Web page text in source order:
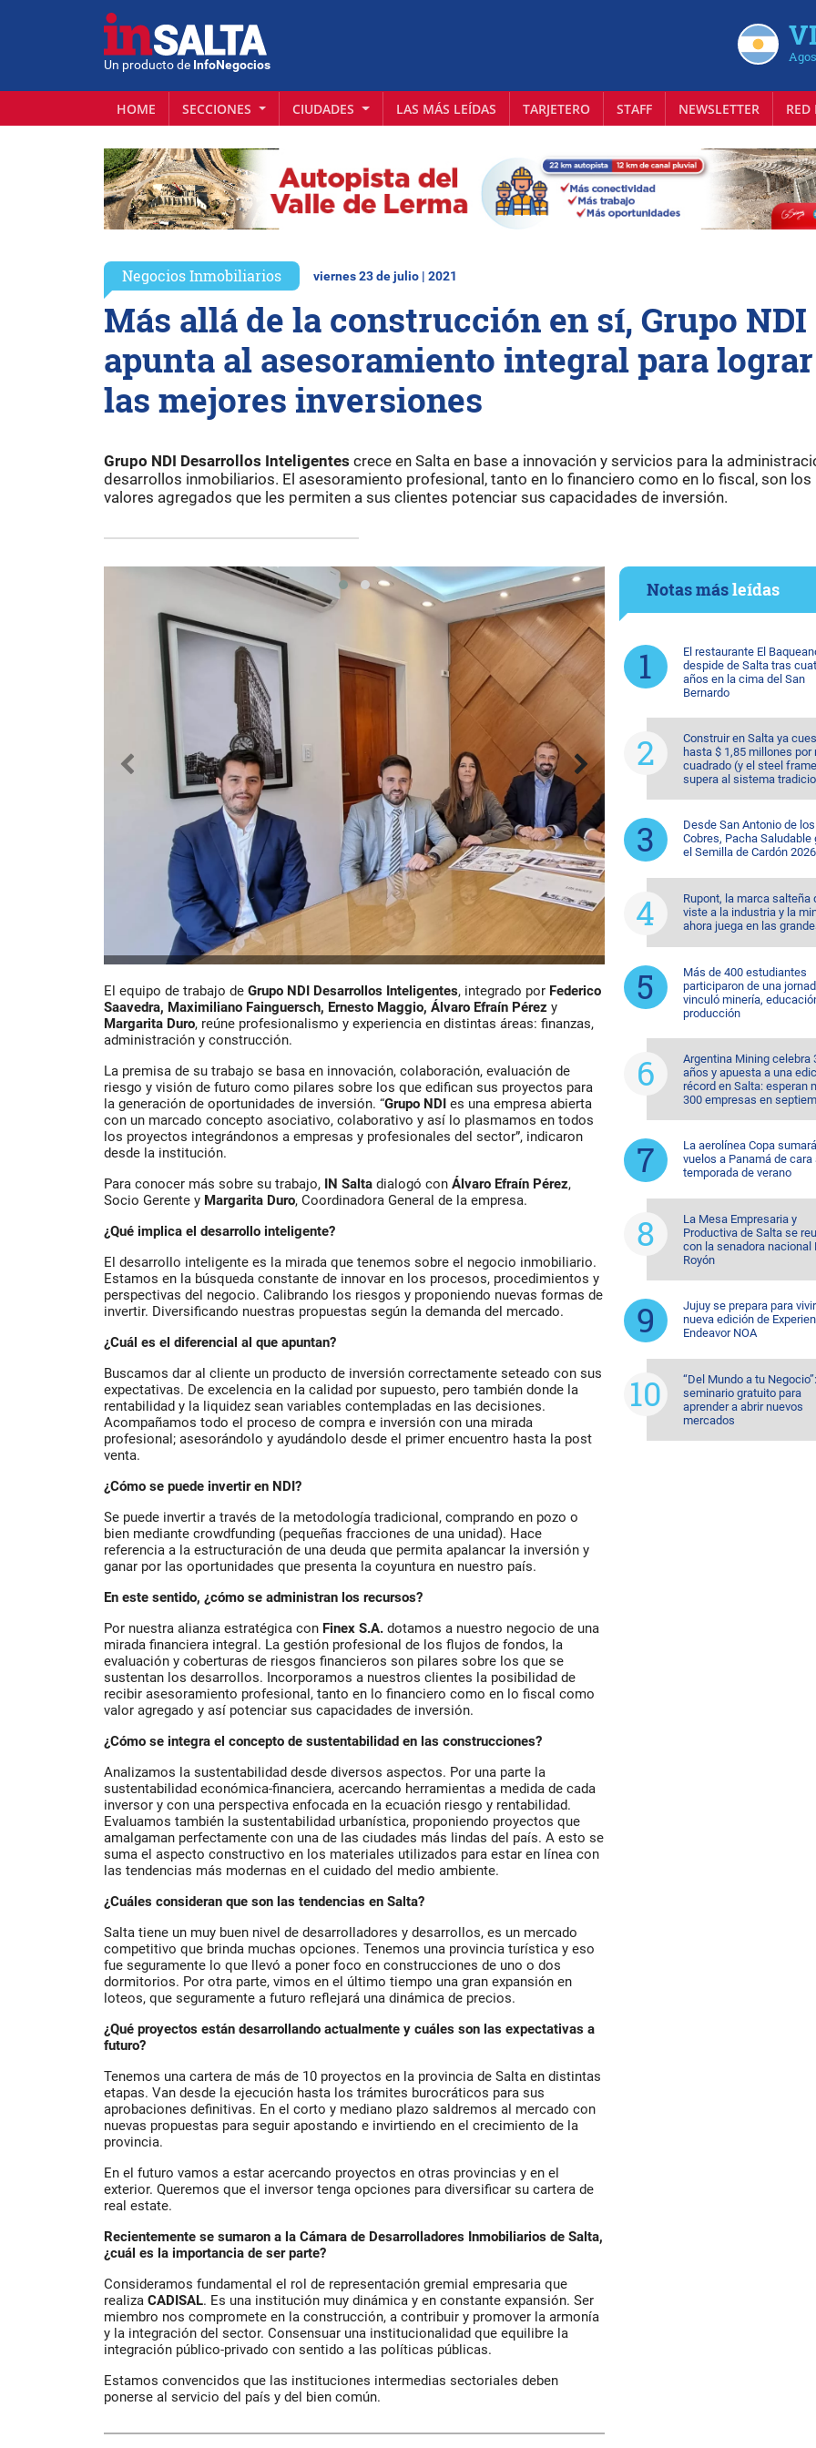
Un producto de InfoNegocios
HOME SECCIONES CIUDADES LAS MÁS LEÍDAS TARJETERO STAFF NEWSLETTER RED
Negocios Inmobiliarios viernes 23 de julio | 2021
Más allá de la construcción en sí, Grupo NDI
apunta al asesoramiento integral para lograr
las mejores inversiones
Grupo NDI Desarrollos Inteligentes crece en Salta en base a innovación y servicios para la
desarrollos inmobiliarios. El asesoramiento profesional, tanto en lo financiero como en lo fiscal, son los
valores agregados que les permiten a sus clientes potenciar sus capacidades de inversión.
El equipo de trabajo de Grupo NDI Desarrollos Inteligentes, integrado por Federico
Saavedra, Maximiliano Fainguersch, Ernesto Maggio, Álvaro Efraín Pérez y
Margarita Duro, reúne profesionalismo y experiencia en distintas áreas: finanzas,
administración y construcción.
La premisa de su trabajo se basa en innovación, colaboración, evaluación de
riesgo y visión de futuro como pilares sobre los que edifican sus proyectos para
la generación de oportunidades de inversión. “Grupo NDI es una empresa abierta
con un marcado concepto asociativo, colaborativo y así lo plasmamos en todos
los proyectos integrándonos a empresas y profesionales del sector”, indicaron
desde la institución.
Para conocer más sobre su trabajo, IN Salta dialogó con Álvaro Efraín Pérez,
Socio Gerente y Margarita Duro, Coordinadora General de la empresa.
¿Qué implica el desarrollo inteligente?
El desarrollo inteligente es la mirada que tenemos sobre el negocio inmobiliario.
Estamos en la búsqueda constante de innovar en los procesos, procedimientos y
perspectivas del negocio. Calibrando los riesgos y proponiendo nuevas formas de
invertir. Diversificando nuestras propuestas según la demanda del mercado.
¿Cuál es el diferencial al que apuntan?
Buscamos dar al cliente un producto de inversión correctamente seteado con sus
expectativas. De excelencia en la calidad por supuesto, pero también donde la
rentabilidad y la liquidez sean variables contempladas en las decisiones.
Acompañamos todo el proceso de compra e inversión con una mirada
profesional; asesorándolo y ayudándolo desde el primer encuentro hasta la post
venta.
¿Cómo se puede invertir en NDI?
Se puede invertir a través de la metodología tradicional, comprando en pozo o
bien mediante crowdfunding (pequeñas fracciones de una unidad). Hace
referencia a la estructuración de una deuda que permita apalancar la inversión y
ganar por las oportunidades que presenta la coyuntura en nuestro país.
En este sentido, ¿cómo se administran los recursos?
Por nuestra alianza estratégica con Finex S.A. dotamos a nuestro negocio de una
mirada financiera integral. La gestión profesional de los flujos de fondos, la
evaluación y coberturas de riesgos financieros son pilares sobre los que se
sustentan los desarrollos. Incorporamos a nuestros clientes la posibilidad de
recibir asesoramiento profesional, tanto en lo financiero como en lo fiscal como
valor agregado y así potenciar sus capacidades de inversión.
¿Cómo se integra el concepto de sustentabilidad en las construcciones?
Analizamos la sustentabilidad desde diversos aspectos. Por una parte la
sustentabilidad económica-financiera, acercando herramientas a medida de cada
inversor y con una perspectiva enfocada en la ecuación riesgo y rentabilidad.
Evaluamos también la sustentabilidad urbanística, proponiendo proyectos que
amalgaman perfectamente con una de las ciudades más lindas del país. A esto se
suma el aspecto constructivo en los materiales utilizados para estar en línea con
las tendencias más modernas en el cuidado del medio ambiente.
¿Cuáles consideran que son las tendencias en Salta?
Salta tiene un muy buen nivel de desarrolladores y desarrollos, es un mercado
competitivo que brinda muchas opciones. Tenemos una provincia turística y eso
fue seguramente lo que llevó a poner foco en construcciones de uno o dos
dormitorios. Por otra parte, vimos en el último tiempo una gran expansión en
loteos, que seguramente a futuro reflejará una dinámica de precios.
¿Qué proyectos están desarrollando actualmente y cuáles son las expectativas a
futuro?
Tenemos una cartera de más de 10 proyectos en la provincia de Salta en distintas
etapas. Van desde la ejecución hasta los trámites burocráticos para sus
aprobaciones definitivas. En el corto y mediano plazo saldremos al mercado con
nuevas propuestas para seguir apostando e invirtiendo en el crecimiento de la
provincia.
En el futuro vamos a estar acercando proyectos en otras provincias y en el
exterior. Queremos que el inversor tenga opciones para diversificar su cartera de
real estate.
Recientemente se sumaron a la Cámara de Desarrolladores Inmobiliarios de Salta,
¿cuál es la importancia de ser parte?
Consideramos fundamental el rol de representación gremial empresaria que
realiza CADISAL. Es una institución muy dinámica y en constante expansión. Ser
miembro nos compromete en la construcción, a contribuir y promover la armonía
y la integración del sector. Consensuar una institucionalidad que equilibre la
integración público-privado con sentido a las políticas públicas.
Estamos convencidos que las instituciones intermedias sectoriales deben
ponerse al servicio del país y del bien común.
Notas másleídas
El restaurante El
despide de Salta tras
años en la cima del San
Bernardo
Construir en Salta ya
hasta $ 1,85 millones por
cuadrado (y el steel frame
supera al sistema
Desde San Antonio de los
Cobres, Pacha Saludable
el Semilla de Cardón 2026
Rupont, la marca salteña
viste a la industria y la
ahora juega en las
Más de 400 estudiantes
participaron de una
vinculó minería,
producción
Argentina Mining celebra
años y apuesta a una
récord en Salta: esperan
300 empresas en
La aerolínea Copa sumará
vuelos a Panamá de cara
temporada de verano
La Mesa Empresaria y
Productiva de Salta se
con la senadora nacional
Royón
Jujuy se prepara para
nueva edición de
Endeavor NOA
“Del Mundo a tu
seminario gratuito para
aprender a abrir nuevos
mercados